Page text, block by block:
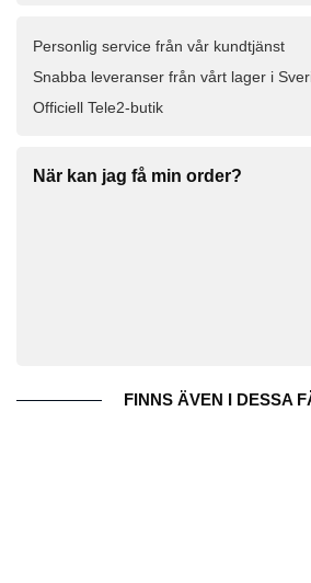
Personlig service från vår kundtjänst
Snabba leveranser från vårt lager i
Officiell Tele2-butik
När kan jag få min order?
FINNS ÄVEN I DESSA